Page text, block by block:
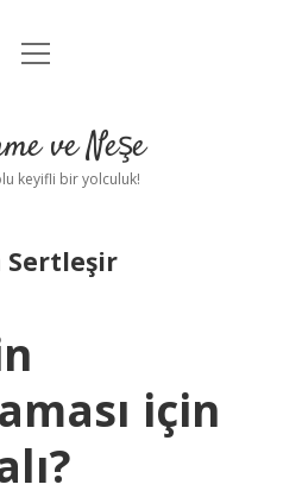
Anasayfa
Uyarı
menüyü
ve Neşe
keyifli bir yolculuk!
Sertleşir
için